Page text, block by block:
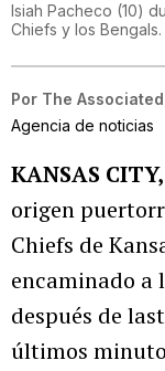
Isiah Pacheco (10)
Chiefs y los Bengals.
Por The
Agencia de noticias
KANSAS
origen
Chiefs de
encaminado a
después de
últimos